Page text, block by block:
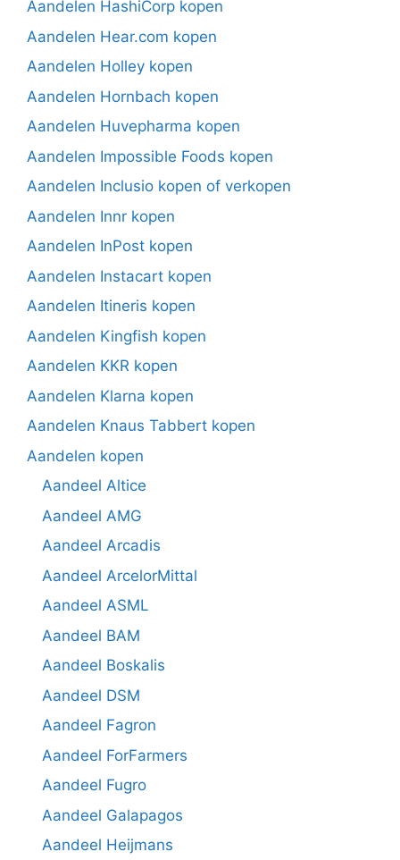
Aandelen HashiCorp kopen
Aandelen Hear.com kopen
Aandelen Holley kopen
Aandelen Hornbach kopen
Aandelen Huvepharma kopen
Aandelen Impossible Foods kopen
Aandelen Inclusio kopen of verkopen
Aandelen Innr kopen
Aandelen InPost kopen
Aandelen Instacart kopen
Aandelen Itineris kopen
Aandelen Kingfish kopen
Aandelen KKR kopen
Aandelen Klarna kopen
Aandelen Knaus Tabbert kopen
Aandelen kopen
Aandeel Altice
Aandeel AMG
Aandeel Arcadis
Aandeel ArcelorMittal
Aandeel ASML
Aandeel BAM
Aandeel Boskalis
Aandeel DSM
Aandeel Fagron
Aandeel ForFarmers
Aandeel Fugro
Aandeel Galapagos
Aandeel Heijmans